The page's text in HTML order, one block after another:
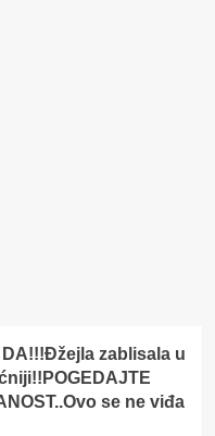
DA!!!Đžejla zablisala u
se ne viđa